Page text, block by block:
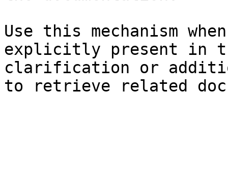
Use this mechanism
explicitly present in
clarification or